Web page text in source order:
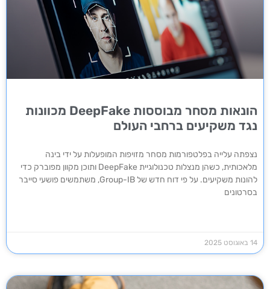
הונאות מסחר מבוססות DeepFake מכוונות
נגד משקיעים ברחבי העולם
נצפתה עלייה בפלטפורמות מסחר מזויפות המופעלות על ידי בינה
מלאכותית, כשהן מנצלות טכנולוגיית DeepFake ותוכן מקוון מפוברק כדי
להונות משקיעים. על פי דוח חדש של Group-IB, משתמשים פושעי סייבר
בסרטונים
14 באוגוסט 2025